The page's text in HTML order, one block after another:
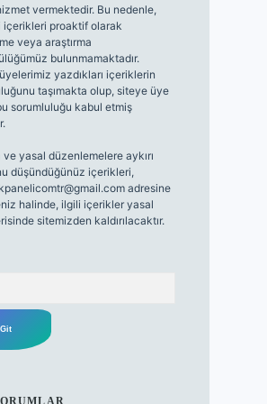
vermektedir. Bu nedenle,
içerikleri proaktif olarak
veya araştırma
bulunmamaktadır.
yazdıkları içeriklerin
taşımakta olup, siteye üye
sorumluluğu kabul etmiş
yasal düzenlemelere aykırı
düşündüğünüz içerikleri,
adresine
halinde, ilgili içerikler yasal
sitemizden kaldırılacaktır.